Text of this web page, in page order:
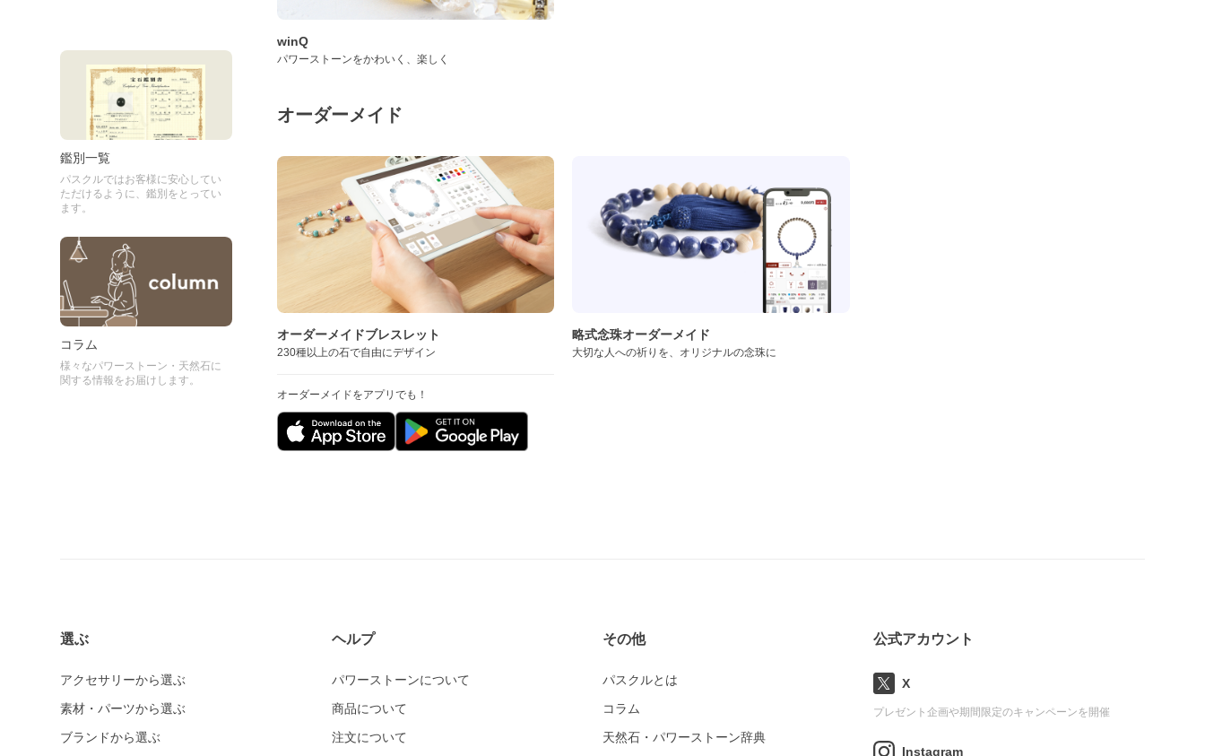
鑑別一覧
パスクルではお客様に安心してい
ただけるように、鑑別をとってい
ます。
コラム
様々なパワーストーン・天然石に
関する情報をお届けします。
winQ
パワーストーンをかわいく、楽しく
オーダーメイド
オーダーメイドブレスレット
230種以上の石で自由にデザイン
オーダーメイドをアプリでも！
略式念珠オーダーメイド
大切な人への祈りを、オリジナルの念珠に
選ぶ
アクセサリーから選ぶ
素材・パーツから選ぶ
ブランドから選ぶ
ヘルプ
パワーストーンについて
商品について
注文について
その他
パスクルとは
コラム
天然石・パワーストーン辞典
公式アカウント
X
プレゼント企画や期間限定のキャンペーンを開催
Instagram